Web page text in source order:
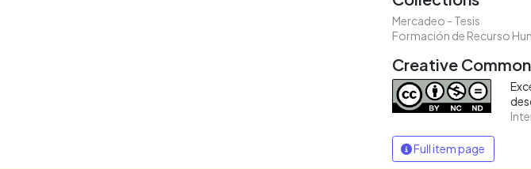
Mercadeo - Tesis
Formación de Recurso
Creative
Full item page